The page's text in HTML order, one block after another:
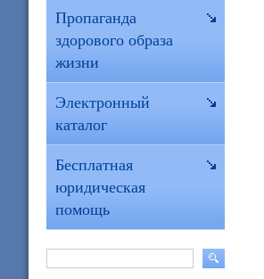
Пропаганда
здорового образа
жизни
Электронный
каталог
Бесплатная
юридическая
помощь